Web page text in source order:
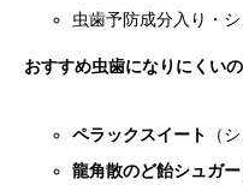
虫歯予防成分入り・
おすすめ虫歯になりにくいの
ペラックスイート
（
龍角散のど飴シュガ